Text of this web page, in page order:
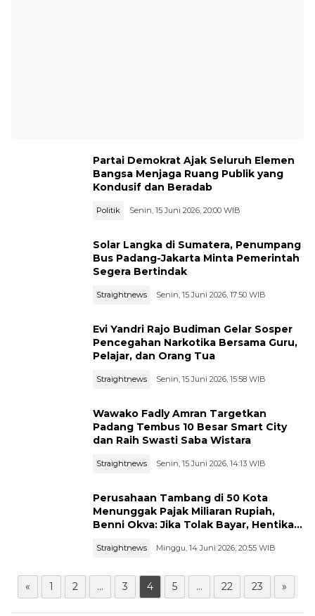
Partai Demokrat Ajak Seluruh Elemen
Bangsa Menjaga Ruang Publik yang
Kondusif dan Beradab
Politik Senin, 15 Juni 2026, 20:00 WIB
Solar Langka di Sumatera, Penumpang
Bus Padang-Jakarta Minta Pemerintah
Segera Bertindak
Straightnews Senin, 15 Juni 2026, 17:50 WIB
Evi Yandri Rajo Budiman Gelar Sosper
Pencegahan Narkotika Bersama Guru,
Pelajar, dan Orang Tua
Straightnews Senin, 15 Juni 2026, 15:58 WIB
Wawako Fadly Amran Targetkan
Padang Tembus 10 Besar Smart City
dan Raih Swasti Saba Wistara
Straightnews Senin, 15 Juni 2026, 14:13 WIB
Perusahaan Tambang di 50 Kota
Menunggak Pajak Miliaran Rupiah,
Benni Okva: Jika Tolak Bayar, Hentikan
Straightnews Minggu, 14 Juni 2026, 20:55 WIB
« 1 2 ... 3 4 5 ... 22 23 »